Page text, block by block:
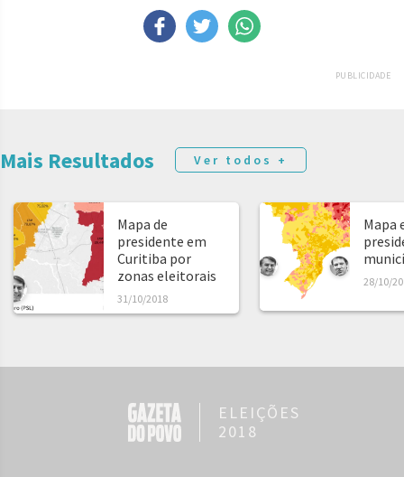
PUBLICIDADE
Mais Resultados Ver todos +
Mapa de
presidente em
Curitiba por
zonas eleitorais
31/10/2018
Mapa
28/10/
ELEIÇÕES
2018